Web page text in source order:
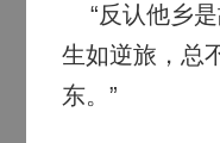
“反认他乡是
生如逆旅，总
东。”